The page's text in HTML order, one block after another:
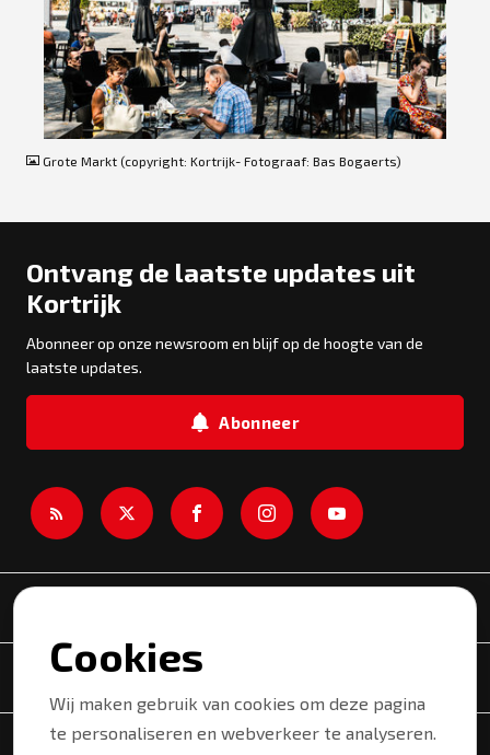
JPG
Grote Markt (copyright: Kortrijk- Fotograaf: Bas Bogaerts)
Ontvang de laatste updates uit
Kortrijk
Abonneer op onze newsroom en blijf op de hoogte van de
laatste updates.
Abonneer
Onderwerpen
Copyright © 2026 Kortrijk. Alle rechten voorbehouden.
Cookies
Wij maken gebruik van cookies om deze pagina
te personaliseren en webverkeer te analyseren.